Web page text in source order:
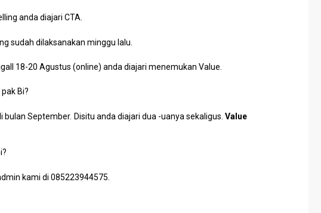
anda diajari CTA.
sudah dilaksanakan minggu lalu.
18-20 Agustus (online) anda diajari menemukan Value.
Bi?
September. Disitu anda diajari dua -uanya sekaligus. Value
kami di 085223944575.